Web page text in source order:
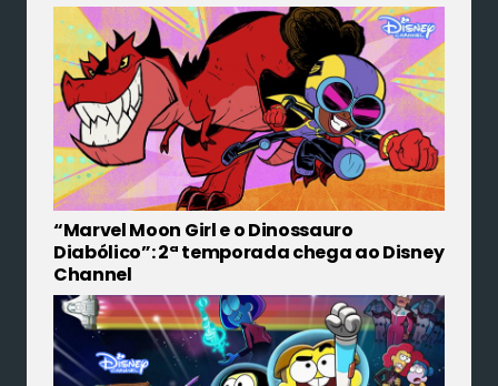
“Marvel Moon Girl e o Dinossauro
Diabólico”: 2ª temporada chega ao Disney
Channel